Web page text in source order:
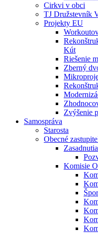
Cirkvi v obci
TJ Družstevník
Projekty EU
Kút
Riešenie
Zberný
Zvýšenie
Samospráva
Starosta
Obecné
Komisie